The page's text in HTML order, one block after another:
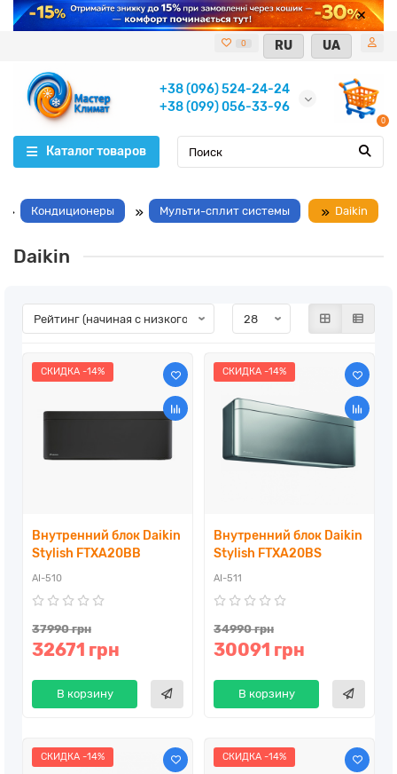
0 RU UA
+38 (096) 524-24-24
+38 (099) 056-33-96
0
Каталог товаров
Кондиционеры Мульти-сплит системы Daikin
Daikin
СКИДКА -14%
Внутренний блок Daikin
Stylish FTXA20BB
AI-510
37990 грн
32671 грн
В корзину
СКИДКА -14%
Внутренний блок Daikin
Stylish FTXA20BS
AI-511
34990 грн
30091 грн
В корзину
СКИДКА -14% СКИДКА -14%